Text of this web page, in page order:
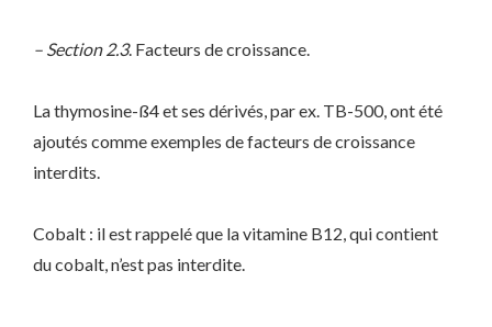
– Section 2.3. Facteurs de croissance.
La thymosine-ß4 et ses dérivés, par ex. TB-500, ont été
ajoutés comme exemples de facteurs de croissance
interdits.
Cobalt : il est rappelé que la vitamine B12, qui contient
du cobalt, n’est pas interdite.